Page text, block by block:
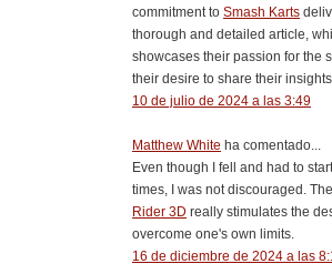
commitment to Smash Karts
thorough and detailed article,
showcases their passion for the
their desire to share their
10 de julio de 2024 a las 3:49
Matthew White ha comentado...
Even though I fell and had to
times, I was not discouraged.
Rider 3D really stimulates the
overcome one's own limits.
16 de diciembre de 2024 a las